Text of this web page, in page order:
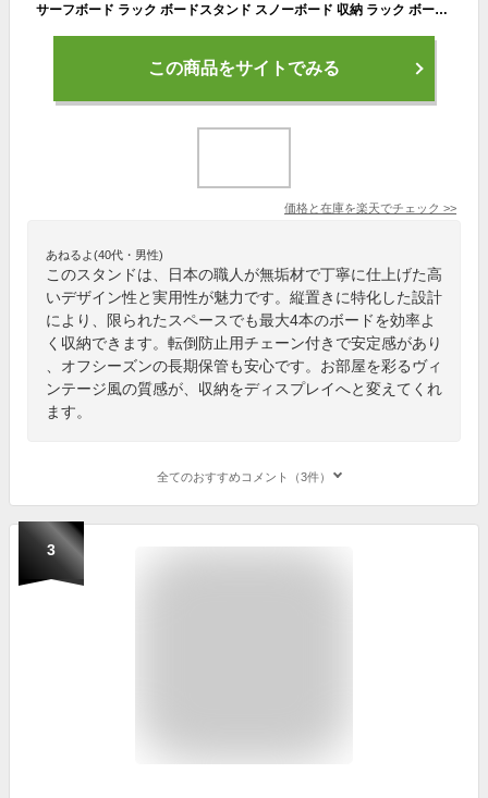
サーフボード ラック ボードスタンド スノーボード 収納 ラック ボードラック ヴィンテージ風 KAZU工房 木製 4本 縦置き サーフィンボード スノーボード スノボースタンド 2本 3本 5本 サーフィン 日本製 オシャレ
この商品をサイトでみる
価格と在庫を楽天でチェック >>
あねるよ(40代・男性)
このスタンドは、日本の職人が無垢材で丁寧に仕上げた高
いデザイン性と実用性が魅力です。縦置きに特化した設計
により、限られたスペースでも最大4本のボードを効率よ
く収納できます。転倒防止用チェーン付きで安定感があり
、オフシーズンの長期保管も安心です。お部屋を彩るヴィ
ンテージ風の質感が、収納をディスプレイへと変えてくれ
ます。
全てのおすすめコメント（3件）
3